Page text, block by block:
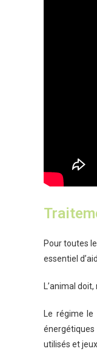
Pour toutes
essentiel
L’animal
Le régime
utilisés et